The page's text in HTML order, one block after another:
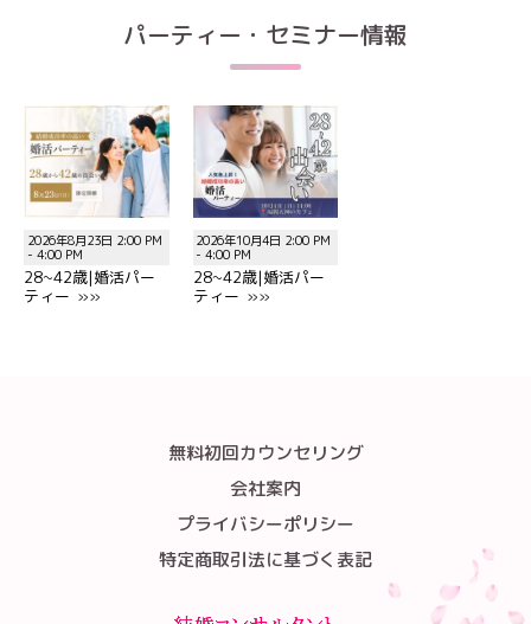
パーティー・セミナー情報
2026年8月23日 2:00 PM
- 4:00 PM
28~42歳|婚活パー
ティー »»
2026年10月4日 2:00 PM
- 4:00 PM
28~42歳|婚活パー
ティー »»
無料初回カウンセリング
会社案内
プライバシーポリシー
特定商取引法に基づく表記